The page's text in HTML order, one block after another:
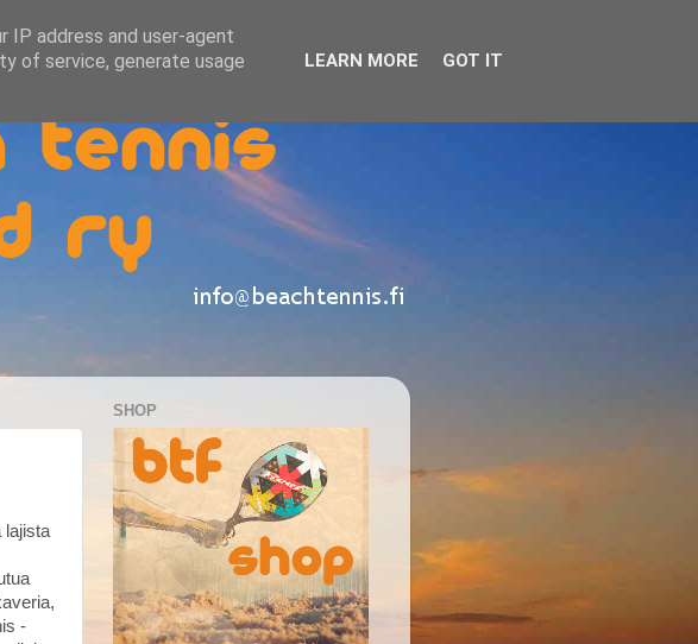
lajista
-
SHOP
IP address and user-agent
of service, generate usage
LEARN MORE GOT IT